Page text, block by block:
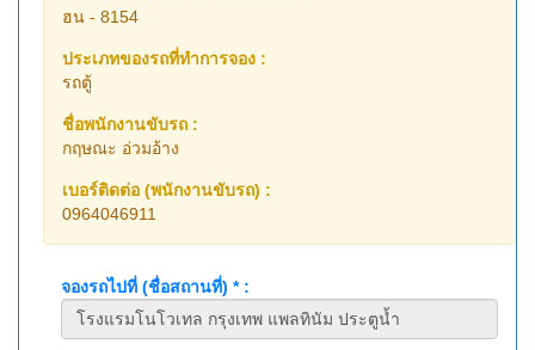
ฮน - 8154
ประเภทของรถที่ทำการจอง :
รถตู้
ชื่อพนักงานขับรถ :
กฤษณะ อ่วมอ้าง
เบอร์ติดต่อ (พนักงานขับรถ) :
0964046911
จองรถไปที่ (ชื่อสถานที่) * :